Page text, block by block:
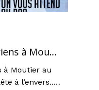
à Mou…
à Moutier au
à l’envers..…